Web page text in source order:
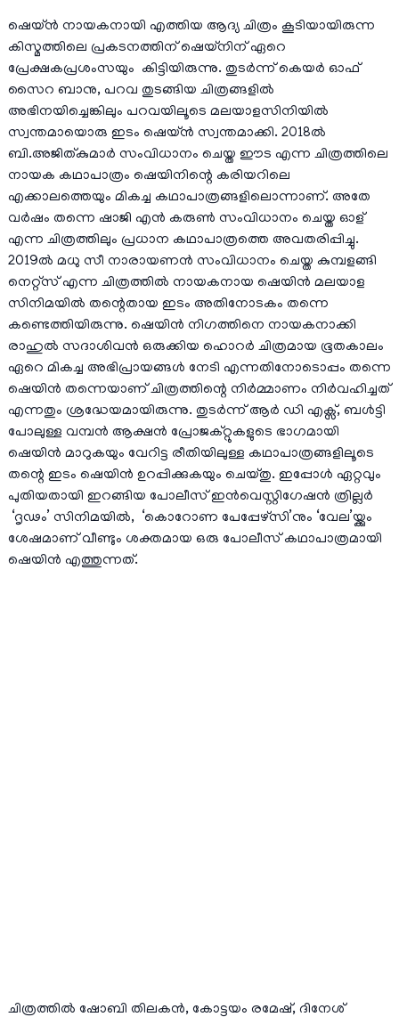
ഷെയ്ന്‍ നായകനായി എത്തിയ ആദ്യ ചിത്രം കൂടിയായിരുന്ന
കിസ്മത്തിലെ പ്രകടനത്തിന് ഷെയ്നിന് ഏറെ
പ്രേക്ഷകപ്രശംസയും കിട്ടിയിരുന്നു. തുടർന്ന് കെയര്‍ ഓഫ്‌
സൈറ ബാനു, പറവ തുടങ്ങിയ ചിത്രങ്ങളിൽ
അഭിനയിച്ചെങ്കിലും പറവയിലൂടെ മലയാളസിനിയില്‍
സ്വന്തമായൊരു ഇടം ഷെയ്ന്‍ സ്വന്തമാക്കി. 2018ല്‍
ബി.അജിത്കുമാര്‍ സംവിധാനം ചെയ്ത ഈട എന്ന ചിത്രത്തിലെ
നായക കഥാപാത്രം ഷെയിനിന്റെ കരിയറിലെ
എക്കാലത്തെയും മികച്ച കഥാപാത്രങ്ങളിലൊന്നാണ്. അതേ
വര്‍ഷം തന്നെ ഷാജി എന്‍ കരുണ്‍ സംവിധാനം ചെയ്ത ഓള്
എന്ന ചിത്രത്തിലും പ്രധാന കഥാപാത്രത്തെ അവതരിപ്പിച്ചു.
2019ല്‍ മധു സീ നാരായണന്‍ സംവിധാനം ചെയ്ത കുമ്പളങ്ങി
നെറ്റ്‌സ് എന്ന ചിത്രത്തില്‍ നായകനായ ഷെയിൻ മലയാള
സിനിമയിൽ തന്റെതായ ഇടം അതിനോടകം തന്നെ
കണ്ടെത്തിയിരുന്നു. ഷെയിൻ നിഗത്തിനെ നായകനാക്കി
രാഹുൽ സദാശിവൻ ഒരുക്കിയ ഹൊറർ ചിത്രമായ ഭൂതകാലം
ഏറെ മികച്ച അഭിപ്രായങ്ങൾ നേടി എന്നതിനോടൊപ്പം തന്നെ
ഷെയിൻ തന്നെയാണ് ചിത്രത്തിന്റെ നിർമ്മാണം നിർവഹിച്ചത്
എന്നതും ശ്രദ്ധേയമായിരുന്നു. തുടർന്ന് ആർ ഡി എക്സ്, ബൾട്ടി
പോലുള്ള വമ്പൻ ആക്ഷൻ പ്രോജക്റ്റുകളുടെ ഭാഗമായി
ഷെയിൻ മാറുകയും വേറിട്ട രീതിയിലുള്ള കഥാപാത്രങ്ങളിലൂടെ
തന്റെ ഇടം ഷെയിൻ ഉറപ്പിക്കുകയും ചെയ്തു. ഇപ്പോൾ ഏറ്റവും
പുതിയതായി ഇറങ്ങിയ പോലീസ് ഇൻവെസ്റ്റിഗേഷൻ ത്രില്ലർ
‘ദൃഢം’ സിനിമയിൽ, ‘കൊറോണ പേപ്പേഴ്സി’നും ‘വേല’യ്ക്കും
ശേഷമാണ് വീണ്ടും ശക്തമായ ഒരു പോലീസ് കഥാപാത്രമായി
ഷെയിൻ എത്തുന്നത്.
ചിത്രത്തിൽ ഷോബി തിലകൻ, കോട്ടയം രമേഷ്, ദിനേശ്